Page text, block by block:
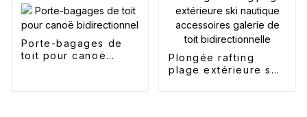
Porte-bagages de
toit pour canoë
Plongée rafting
plage extérieure ski